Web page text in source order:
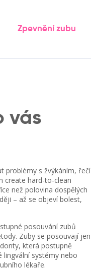
Zpevnění zubu
vás
problémy s žvýkáním, řečí
create hard-to-clean
než polovina dospělých
– až se objeví bolest,
posouvání zubů
Zuby se posouvají jen
která postupně
systémy nebo
lékaře.